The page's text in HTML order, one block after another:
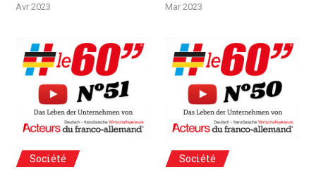
Avr 2023 Mar 2023
Société Société